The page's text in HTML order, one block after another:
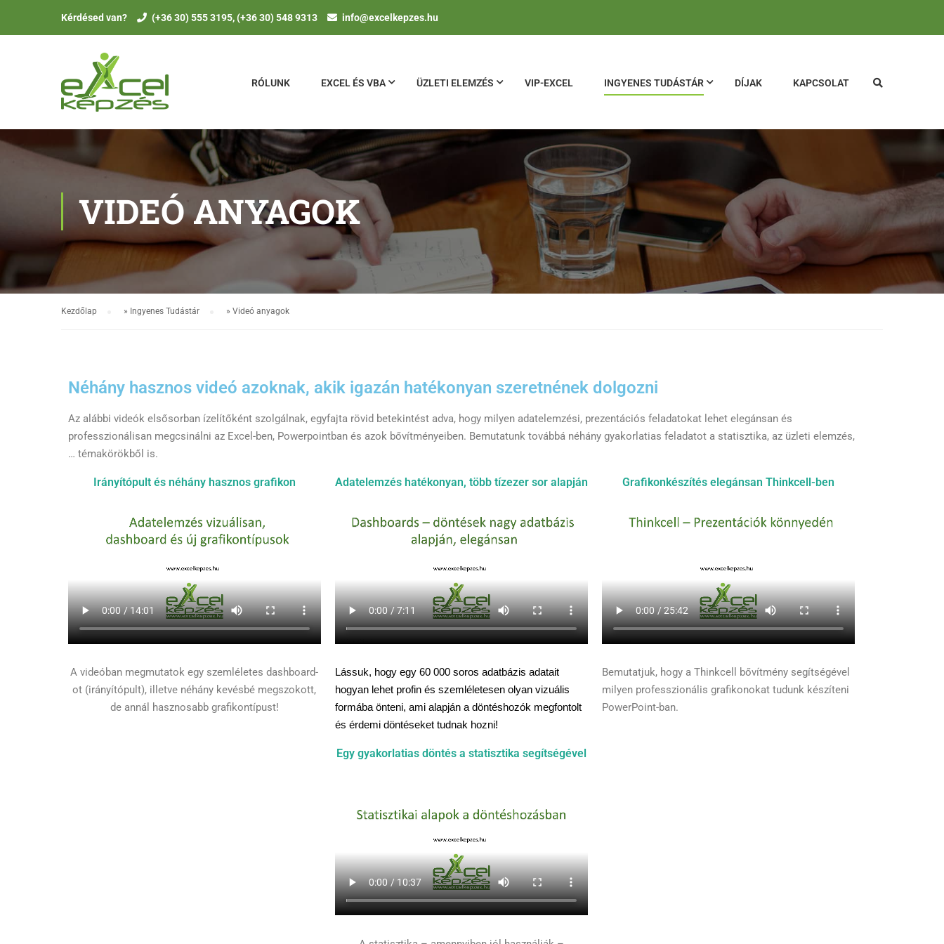
Kérdésed van? (+36 30) 555 3195, (+36 30) 548 9313 info@excelkepzes.hu
RÓLUNK EXCEL ÉS VBA ÜZLETI ELEMZÉS VIP-EXCEL INGYENES TUDÁSTÁR DÍJAK KAPCSOLAT
VIDEÓ ANYAGOK
Kezdőlap » Ingyenes Tudástár » Videó anyagok
Néhány hasznos videó azoknak, akik igazán hatékonyan szeretnének dolgozni
Az alábbi videók elsősorban ízelítőként szolgálnak, egyfajta rövid betekintést adva, hogy milyen adatelemzési, prezentációs feladatokat lehet elegánsan és
professzionálisan megcsinálni az Excel-ben, Powerpointban és azok bővítményeiben. Bemutatunk továbbá néhány gyakorlatias feladatot a statisztika, az üzleti elemzés,
… témakörökből is.
Irányítópult és néhány hasznos grafikon Adatelemzés hatékonyan, több tízezer sor alapján Grafikonkészítés elegánsan Thinkcell-ben
A videóban megmutatok egy szemléletes dashboard-
ot (irányítópult), illetve néhány kevésbé megszokott,
de annál hasznosabb grafikontípust!
Lássuk, hogy egy 60 000 soros adatbázis adatait
hogyan lehet profin és szemléletesen olyan vizuális
formába önteni, ami alapján a döntéshozók megfontolt
és érdemi döntéseket tudnak hozni!
Bemutatjuk, hogy a Thinkcell bővítmény segítségével
milyen professzionális grafikonokat tudunk készíteni
PowerPoint-ban.
Egy gyakorlatias döntés a statisztika segítségével